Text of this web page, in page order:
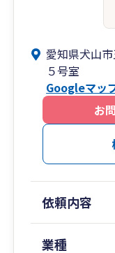
愛知県犬山
５号室
Googleマッ
お
依頼内容
業種